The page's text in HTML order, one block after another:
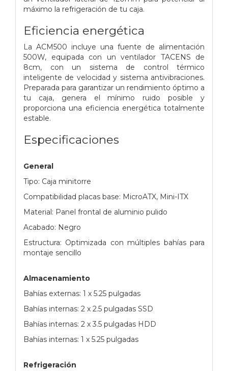
máximo la refrigeración de tu caja.
Eficiencia energética
La ACM500 incluye una fuente de alimentación
500W, equipada con un ventilador TACENS de
8cm, con un sistema de control térmico
inteligente de velocidad y sistema antivibraciones.
Preparada para garantizar un rendimiento óptimo a
tu caja, genera el mínimo ruido posible y
proporciona una eficiencia energética totalmente
estable.
Especificaciones
General
Tipo: Caja minitorre
Compatibilidad placas base: MicroATX, Mini-ITX
Material: Panel frontal de aluminio pulido
Acabado: Negro
Estructura: Optimizada con múltiples bahías para
montaje sencillo
Almacenamiento
Bahías externas: 1 x 5.25 pulgadas
Bahías internas: 2 x 2.5 pulgadas SSD
Bahías internas: 2 x 3.5 pulgadas HDD
Bahías internas: 1 x 5.25 pulgadas
Refrigeración